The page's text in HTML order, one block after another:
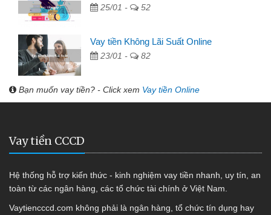
25/01 - 52
Vay tiền Không Lãi Suất Online
23/01 - 82
Bạn muốn vay tiền? - Click xem Vay tiền Online
Vay tiền CCCD
Hệ thống hỗ trợ kiến thức - kinh nghiệm vay tiền nhanh, uy tín, an
toàn từ các ngân hàng, các tổ chức tài chính ở Việt Nam.
Vaytiencccd.com không phải là ngân hàng, tổ chức tín dụng hay